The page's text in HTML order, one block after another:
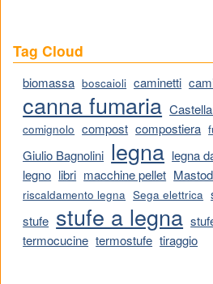
Tag Cloud
biomassa boscaioli caminetti
canna fumaria
comignolo compost compostiera
Giulio Bagnolini legna legna
legno libri macchine pellet
riscaldamento legna Sega elettrica
stufe stufe a legna
termocucine termostufe tiraggio